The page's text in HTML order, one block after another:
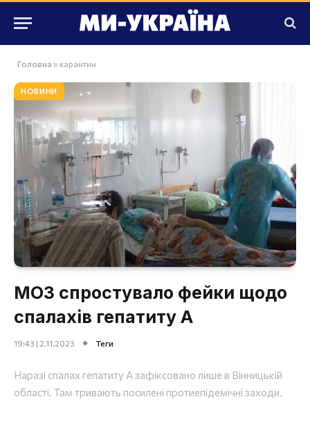
Головна » карантин
НОВИНИ
МОЗ спростувало фейки щодо
спалахів гепатиту А
19:43 | 2.11.2023 Теги
Наразі спалах гепатиту A зафіксовано лише в Вінницькій
області. Там тривають посилені протиепідемічні заходи.